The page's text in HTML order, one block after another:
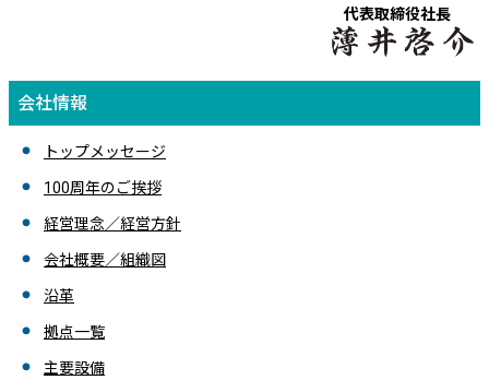
代表取締役社長
会社情報
トップメッセージ
100周年のご挨拶
経営理念／経営方針
会社概要／組織図
沿革
拠点一覧
主要設備